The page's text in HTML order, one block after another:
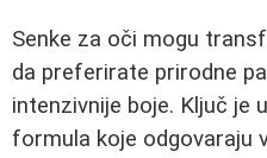
Senke za oči mogu
da preferirate prirodne
intenzivnije boje. Ključ je
formula koje odgovaraju